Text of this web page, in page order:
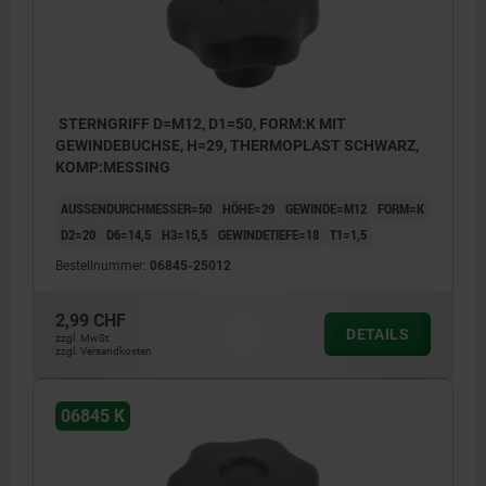
STERNGRIFF D=M12, D1=50, FORM:K MIT
GEWINDEBUCHSE, H=29, THERMOPLAST SCHWARZ,
KOMP:MESSING
AUSSENDURCHMESSER=50 HÖHE=29 GEWINDE=M12
FORM=K
D2=20
D6=14,5 H3=15,5 GEWINDETIEFE=18 T1=1,5
Bestellnummer: 06845-25012
2,99 CHF
zzgl. MwSt.
zzgl. Versandkosten
DETAILS
06845 K